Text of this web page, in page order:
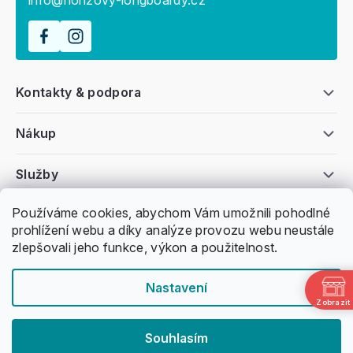
Používáme cookies, abychom Vám umožnili pohodlné
prohlížení webu a díky analýze provozu webu neustále
zlepšovali jeho funkce, výkon a použitelnost.
Nastavení
Souhlasím
Všeobecné informace
Nákup
Kontakty & podpora
Služby
Nakódoval Pavel Kuneš
Zobrazit